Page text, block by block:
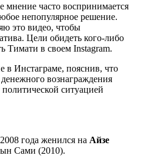
мнение часто воспринимается
непопулярное решение.
это видео, чтобы
Цели обидеть кого-либо
Тимати в своем Instagram.
в Инстаграме, пояснив, что
вознаграждения
политической ситуацией
года женился на Айзе
Сами (2010).